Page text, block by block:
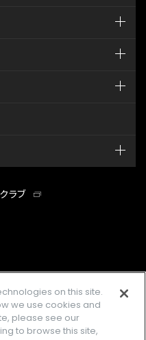
ラブ
instagramtwitter
on this site.
we use cookies and
please see our
to browse this site,